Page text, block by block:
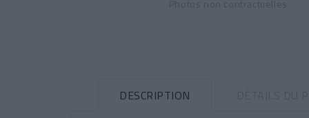
DESCRIPTION